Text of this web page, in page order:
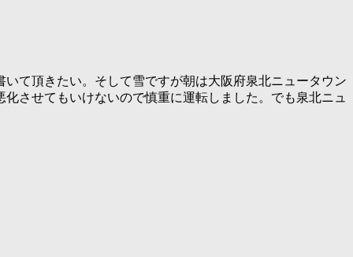
て頂きたい。そして雪ですが朝は大阪府泉北ニュータウン
させてもいけないので慎重に運転しました。でも泉北ニュ